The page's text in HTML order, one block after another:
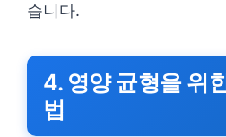
습니다.
4. 영양 균형을 위
법